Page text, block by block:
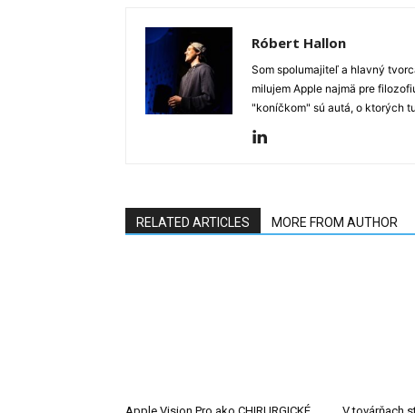
Róbert Hallon
Som spolumajiteľ a hlavný
milujem Apple najmä pre
"koníčkom" sú autá, o ktorých
RELATED ARTICLES MORE FROM AUTHOR
Apple Vision Pro ako CHIRURGICKÉ V továrňach